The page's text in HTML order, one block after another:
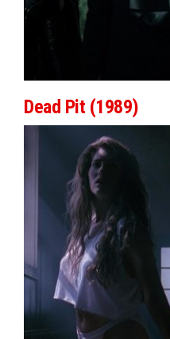
Dead Pit (1989)